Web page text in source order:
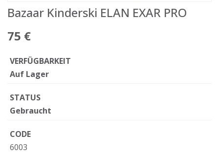
Bazaar Kinderski ELAN EXAR PRO
75 €
VERFÜGBARKEIT
Auf Lager
STATUS
Gebraucht
CODE
6003